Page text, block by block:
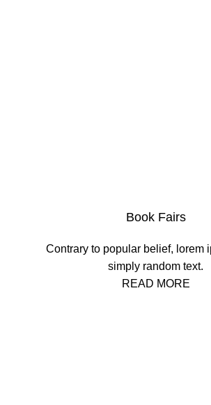
Book Fairs
Contrary to popular belief, lorem
simply random text.
READ MORE